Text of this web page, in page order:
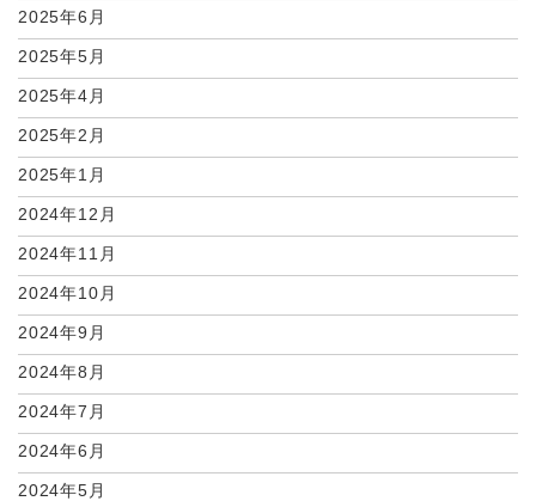
2025年6月
2025年5月
2025年4月
2025年2月
2025年1月
2024年12月
2024年11月
2024年10月
2024年9月
2024年8月
2024年7月
2024年6月
2024年5月